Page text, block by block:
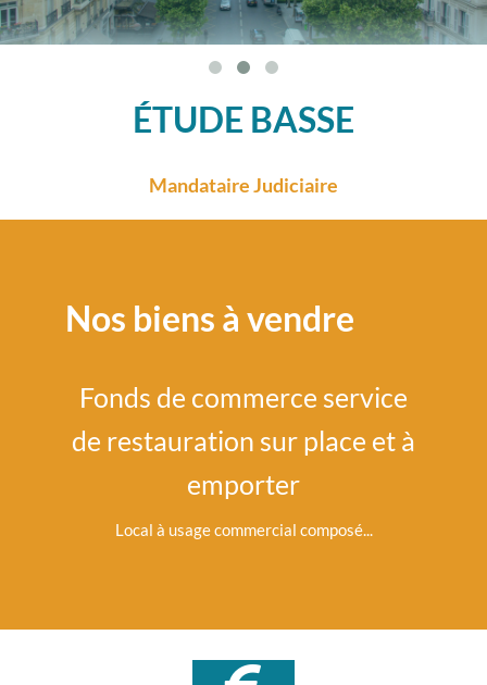
ÉTUDE BASSE
Mandataire Judiciaire
Nos biens à vendre
Fonds de commerce service
de restauration sur place et à
emporter
Local à usage commercial composé...